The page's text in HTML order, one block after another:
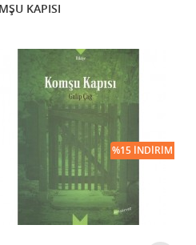
KAPISI
%15 İNDIRIM